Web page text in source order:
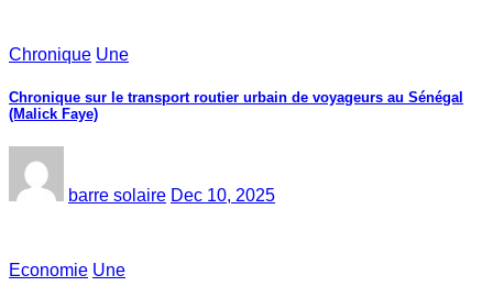
Chronique Une
Chronique sur le transport routier urbain de voyageurs au Sénégal
(Malick Faye)
barre solaire Dec 10, 2025
Economie Une